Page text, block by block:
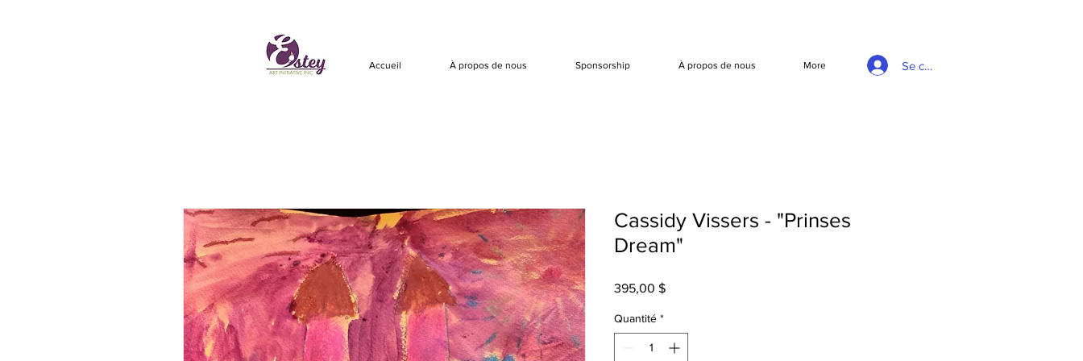
Accueil À propos de nous Sponsorship À propos de nous More Se connecter
Cassidy Vissers - "Prinses
Dream"
395,00 $Prix
Quantité *